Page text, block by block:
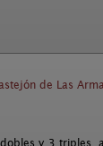
de Las
y 3 triples,